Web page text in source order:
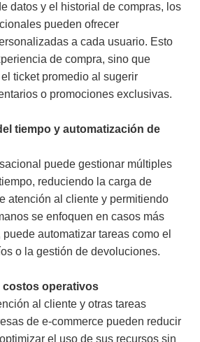
datos y el historial de compras, los
pueden ofrecer
a cada usuario. Esto
de compra, sino que
ticket promedio al sugerir
o promociones exclusivas.
tiempo y automatización de
puede gestionar múltiples
reduciendo la carga de
atención al cliente y permitiendo
se enfoquen en casos más
automatizar tareas como el
o la gestión de devoluciones.
costos operativos
al cliente y otras tareas
de e-commerce pueden reducir
el uso de sus recursos sin